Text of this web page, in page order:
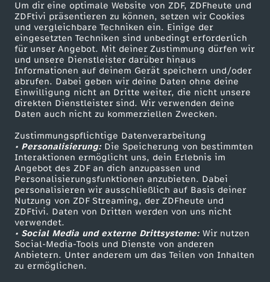
Um dir eine optimale Website von ZDF, ZDFheute und
ZDFtivi präsentieren zu können, setzen wir Cookies
und vergleichbare Techniken ein. Einige der
eingesetzten Techniken sind unbedingt erforderlich
für unser Angebot. Mit deiner Zustimmung dürfen wir
und unsere Dienstleister darüber hinaus
Informationen auf deinem Gerät speichern und/oder
abrufen. Dabei geben wir deine Daten ohne deine
Einwilligung nicht an Dritte weiter, die nicht unsere
direkten Dienstleister sind. Wir verwenden deine
Daten auch nicht zu kommerziellen Zwecken.
Zustimmungspflichtige Datenverarbeitung
• Personalisierung:Die Speicherung von bestimmten
Interaktionen ermöglicht uns, dein Erlebnis im
Angebot des ZDF an dich anzupassen und
Personalisierungsfunktionen anzubieten. Dabei
personalisieren wir ausschließlich auf Basis deiner
Nutzung von ZDF Streaming, der ZDFheute und
ZDFtivi. Daten von Dritten werden von uns nicht
verwendet.
• Social Media und externe Drittsysteme:Wir nutzen
Social-Media-Tools und Dienste von anderen
Anbietern. Unter anderem um das Teilen von Inhalten
zu ermöglichen.
Mehr ZDF
ZDF-Apps
Smart TV
ZDFtext
Livestreams
Sendungen A-Z
TV-Programm
Service
ZDFmitreden
Kontakt zum ZDF
Tickets
Zuschauerservice
Hilfe
ZDF Unternehmen
Karriere